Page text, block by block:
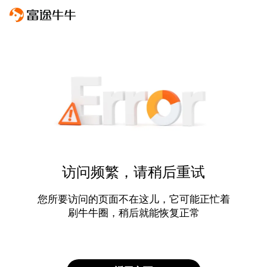
访问频繁，请稍后重试
您所要访问的页面不在这儿，它可能正忙着
刷牛牛圈，稍后就能恢复正常